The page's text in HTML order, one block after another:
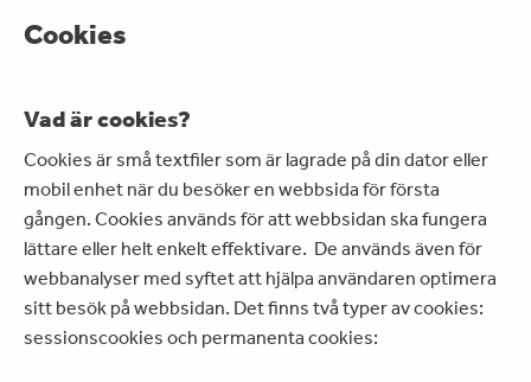
Cookies
Vad är cookies?
Cookies är små textfiler som är lagrade på din dator eller
mobil enhet när du besöker en webbsida för första
gången. Cookies används för att webbsidan ska fungera
lättare eller helt enkelt effektivare. De används även för
webbanalyser med syftet att hjälpa användaren optimera
sitt besök på webbsidan. Det finns två typer av cookies:
sessionscookies och permanenta cookies: